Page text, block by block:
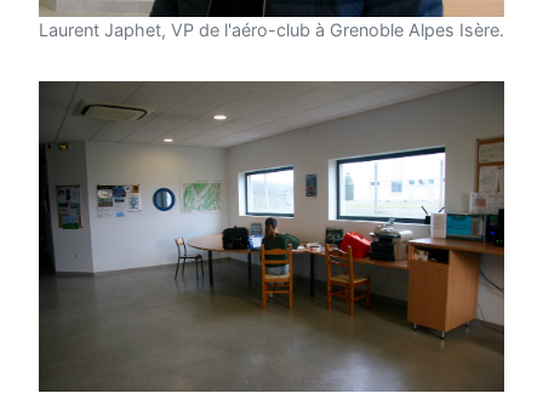
Laurent Japhet, VP de l'aéro-club à Grenoble Alpes Isère.